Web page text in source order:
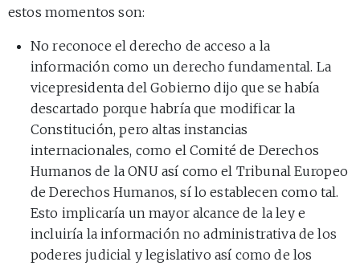
estos momentos son:
No reconoce el derecho de acceso a la
información como un derecho fundamental. La
vicepresidenta del Gobierno dijo que se había
descartado porque habría que modificar la
Constitución, pero altas instancias
internacionales, como el Comité de Derechos
Humanos de la ONU así como el Tribunal Europeo
de Derechos Humanos, sí lo establecen como tal.
Esto implicaría un mayor alcance de la ley e
incluiría la información no administrativa de los
poderes judicial y legislativo así como de los